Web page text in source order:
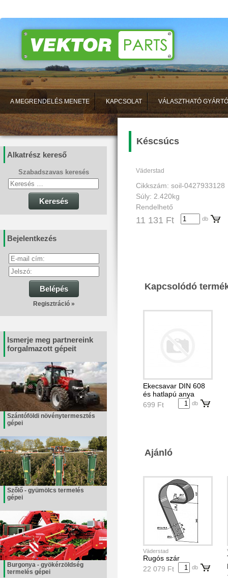
A MEGRENDELÉS MENETE KAPCSOLAT VÁLASZTHATÓ
Alkatrész kereső
Szabadszavas keresés
Keresés
Bejelentkezés
Belépés
Regisztráció »
Ismerje meg partnereink
forgalmazott gépeit
Szántóföldi növénytermesztés
gépei
Szőlő - gyümölcs termelés
gépei
Burgonya - gyökérzöldség
termelés gépei
Késcsúcs
Väderstad
Cikkszám: soil-0427933128
Súly: 2.420kg
Rendelhető
11 131 Ft db
Kapcsolódó
Ekecsavar DIN 608
és hatlapú anya
699 Ft
db
Ajánló
Väderstad
Rugós szár
22 079 Ft
db